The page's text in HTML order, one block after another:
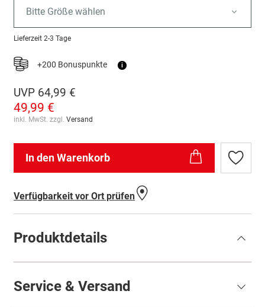
Bitte Größe wählen
Lieferzeit 2-3 Tage
+200 Bonuspunkte i
UVP 64,99 €
49,99 €
inkl. MwSt. zzgl. Versand
In den Warenkorb
Zur
Verfügbarkeit vor Ort prüfen
Produktdetails
Service & Versand